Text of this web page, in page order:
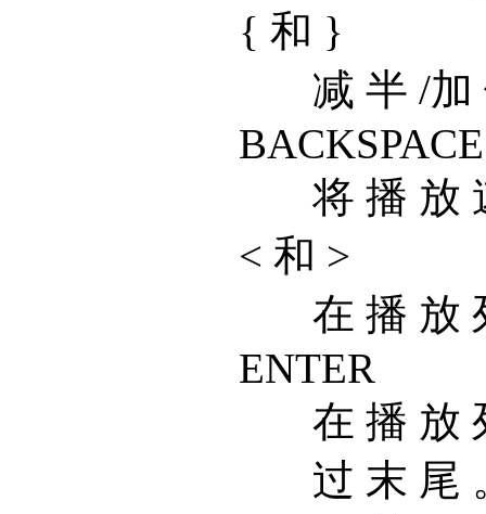
{ 和 }
减 半 /加
BACKSPACE
将 播 放
< 和 >
在 播 放
ENTER
在 播 放
过 末 尾